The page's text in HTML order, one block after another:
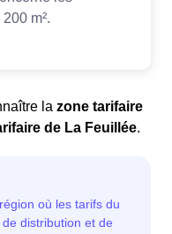
la zone tarifaire
de La Feuillée.